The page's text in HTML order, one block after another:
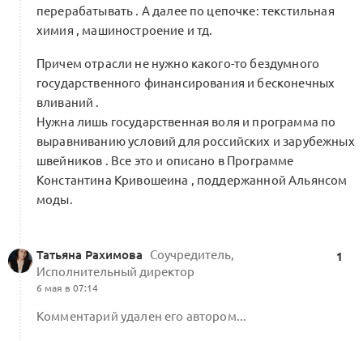
В Минэконом по проекту стратегии КИ
0
1 комментарий
Общеотраслевая координация +
Национальная экосистема легкой
0 комментариев
перерабатывать . А далее по цепочке: текстильная
химия , машиностроение и тд.
Причем отрасли не нужно какого-то бездумного
государственного финансирования и бесконечных
вливаний .
Нужна лишь государственная воля и программа по
выравниванию условий для российских и зарубежных
швейников . Все это и описано в Программе
Константина Кривошеина , поддержанной Альянсом
моды.
Татьяна Рахимова
Соучредитель,
Исполнительный директор
6 мая в 07:14
1
Комментарий удален его автором...